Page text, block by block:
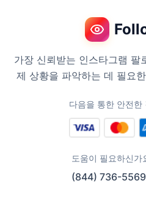
가장 신뢰받는 인스타그램 팔
제 상황을 파악하는 데 필요
다음을 통한 안전한
도움이 필요하신가
(844) 736-5569